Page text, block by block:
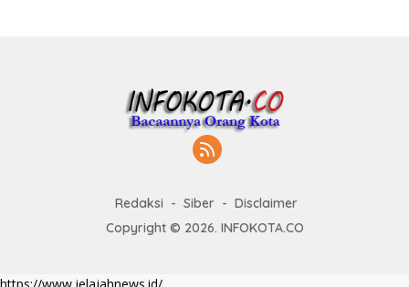
Redaksi Siber
Disclaimer
Copyright © 2026. INFOKOTA.CO
https://www.jelajahnews.id/